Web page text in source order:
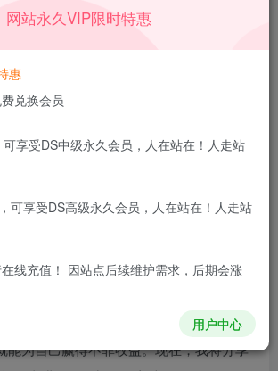
妥之处，请第一时间联系我们删除！
活众多年轻人！起号快、涨粉猛，中视
快拿起手机行动，悄悄赚一笔吧！关键是
小白轻松上手，有手就会。只要足够勤
能为自己赢得不菲收益。现在，我将分享
网站永久VIP限时特惠
惠
兑换会员
享受DS中级永久会员，人在站在！人走站
可享受DS高级永久会员，人在站在！人走站
线充值！ 因站点后续维护需求，后期会涨
用户中心